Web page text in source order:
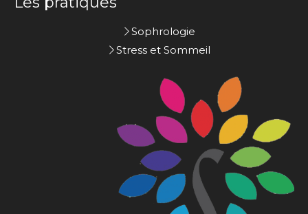
Sophrologie
Stress et Sommeil